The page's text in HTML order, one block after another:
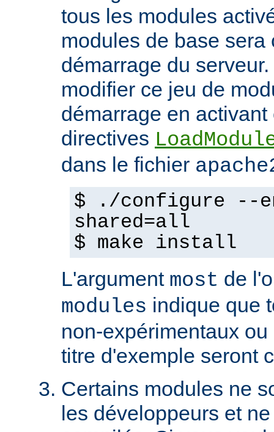
tous les modules
modules de base sera
démarrage du
modifier ce jeu de
démarrage en
directives
dans le fichier
$ ./configure --
shared=all
$ make install
L'argument most de
modules indique que
non-expérimentaux
titre d'exemple seront
Certains modules ne
les développeurs et